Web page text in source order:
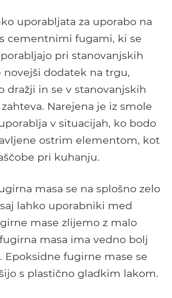
uporabljata za uporabo na
cementnimi fugami, ki se
pri stanovanjskih
novejši dodatek na trgu,
dražji in se v stanovanjskih
Narejena je iz smole
v situacijah, ko bodo
ostrim elementom, kot
pri kuhanju.
masa se na splošno zelo
lahko uporabniki med
mase zlijemo z malo
masa ima vedno bolj
Epoksidne fugirne mase se
s plastično gladkim lakom.